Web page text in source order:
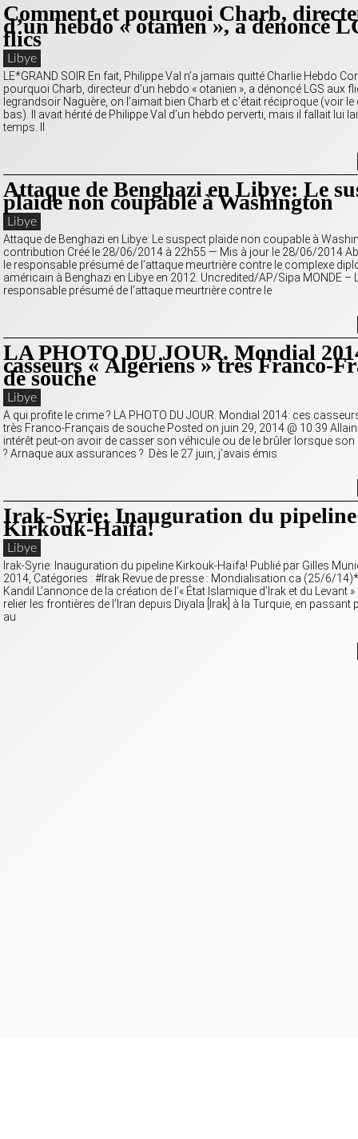
Comment et pourquoi Charb,
d’un hebdo « otanien », a dénoncé
flics
Libye
LE*GRAND SOIR En fait, Philippe Val n’a jamais quitté Charlie Hebdo
pourquoi Charb, directeur d’un hebdo « otanien », a dénoncé LGS aux
legrandsoir Naguère, on l’aimait bien Charb et c’était réciproque (voir
bas). Il avait hérité de Philippe Val d’un hebdo perverti, mais il fallait lui
temps. Il
Attaque de Benghazi en Libye: Le
plaide non coupable à Washington
Libye
Attaque de Benghazi en Libye: Le suspect plaide non coupable à
contribution Créé le 28/06/2014 à 22h55 — Mis à jour le 28/06/2014
le responsable présumé de l’attaque meurtrière contre le complexe
américain à Benghazi en Libye en 2012. Uncredited/AP/Sipa MONDE –
responsable présumé de l’attaque meurtrière contre le
LA PHOTO DU JOUR. Mondial
casseurs « Algériens » très Franco-
de souche
Libye
A qui profite le crime ? LA PHOTO DU JOUR. Mondial 2014: ces
très Franco-Français de souche Posted on juin 29, 2014 @ 10:39
intérêt peut-on avoir de casser son véhicule ou de le brûler lorsque son
? Arnaque aux assurances ? Dès le 27 juin, j’avais émis
Irak-Syrie: Inauguration du pipeline
Kirkouk-Haïfa!
Libye
Irak-Syrie: Inauguration du pipeline Kirkouk-Haïfa! Publié par Gilles
2014, Catégories : #Irak Revue de presse : Mondialisation.ca (25/6/
Kandil L’annonce de la création de l’« État Islamique d’Irak et du Levant
relier les frontières de l’Iran depuis Diyala [Irak] à la Turquie, en passant
au